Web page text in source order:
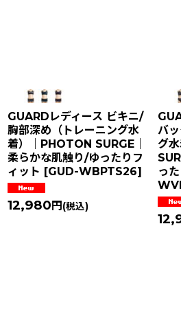
GUARDレディース ビキニ/
胸部深め（トレーニング水
着）｜PHOTON SURGE｜
柔らかな肌触り/ゆったりフ
ィット [GUD-WBPTS26]
12,980 円 (税込)
バ
グ
っ